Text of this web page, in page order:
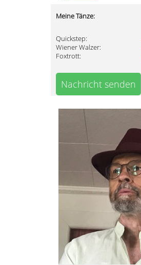
Meine Tänze:
Quickstep:
Wiener Walzer:
Foxtrott:
Nachricht senden